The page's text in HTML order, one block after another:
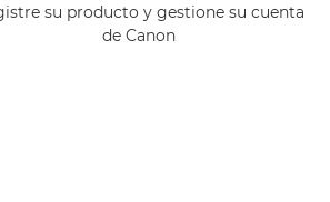
su producto y gestione su cuenta
de Canon